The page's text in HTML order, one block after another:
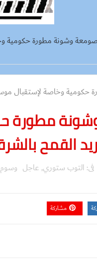
تجهيز 54 صومعة وشونة مطورة
وشونة
القمح
فى: التوب ستوري, عاجل
مشاركة